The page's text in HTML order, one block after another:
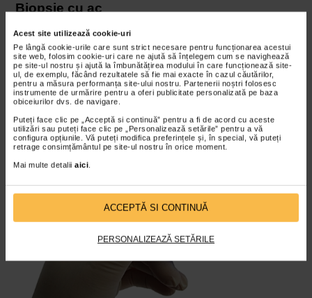
Acest site utilizează cookie-uri
Pe lângă cookie-urile care sunt strict necesare pentru funcționarea acestui
site web, folosim cookie-uri care ne ajută să înțelegem cum se navighează
pe site-ul nostru și ajută la îmbunătățirea modului în care funcționează site-
ul, de exemplu, făcând rezultatele să fie mai exacte în cazul căutărilor,
pentru a măsura performanța site-ului nostru. Partenerii noștri folosesc
instrumente de urmărire pentru a oferi publicitate personalizată pe baza
obiceiurilor dvs. de navigare.
Puteți face clic pe „Acceptă si continuă” pentru a fi de acord cu aceste
utilizări sau puteți face clic pe „Personalizează setările” pentru a vă
configura opțiunile. Vă puteți modifica preferințele și, în special, vă puteți
retrage consimțământul pe site-ul nostru în orice moment.
Mai multe detalii aici.
ACCEPTĂ SI CONTINUĂ
PERSONALIZEAZĂ SETĂRILE
Biopsie cu ac
Specialistii folosesc biopsia cu ac pentru a extrage
celule, lichide sau tesuturi. Medicul poate recomanda o
biopsie cu ac daca descopera un nodul sau o umflatura
neobisnuita pe corp sau daca testele imagistice
detecteaza probleme potentiale.